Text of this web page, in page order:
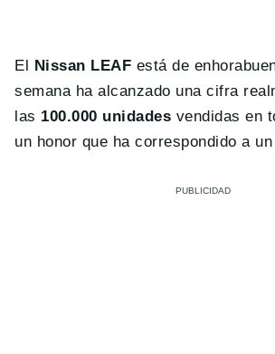
El Nissan LEAF está de
semana ha alcanzado una cifra
las 100.000 unidades vendidas en
un honor que ha correspondido a